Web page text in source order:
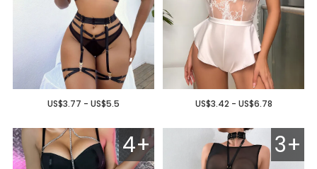
US$3.77 - US$5.5 US$3.42 - US$6.78
4+ 3+